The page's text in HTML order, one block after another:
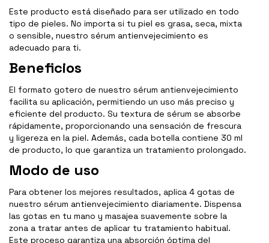
Este producto está diseñado para ser utilizado en todo
tipo de pieles. No importa si tu piel es grasa, seca, mixta
o sensible, nuestro sérum antienvejecimiento es
adecuado para ti.
Beneficios
El formato gotero de nuestro sérum antienvejecimiento
facilita su aplicación, permitiendo un uso más preciso y
eficiente del producto. Su textura de sérum se absorbe
rápidamente, proporcionando una sensación de frescura
y ligereza en la piel. Además, cada botella contiene 30 ml
de producto, lo que garantiza un tratamiento prolongado.
Modo de uso
Para obtener los mejores resultados, aplica 4 gotas de
nuestro sérum antienvejecimiento diariamente. Dispensa
las gotas en tu mano y masajea suavemente sobre la
zona a tratar antes de aplicar tu tratamiento habitual.
Este proceso garantiza una absorción óptima del